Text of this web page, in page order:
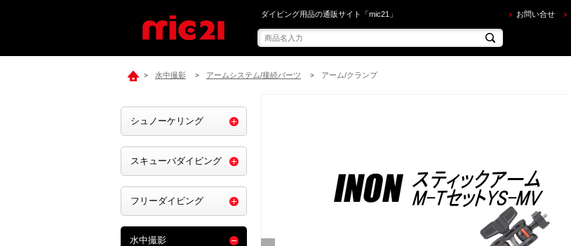
mic21で[ INON ] スティックアームM-TセットYS-MV を買うならec.mic21.com
ダイビング用品の通販サイト「mic21」 お問い合せ
> 水中撮影 > アームシステム/接続パーツ > アーム/クランプ
シュノーケリング
スキューバダイビング
フリーダイビング
水中撮影